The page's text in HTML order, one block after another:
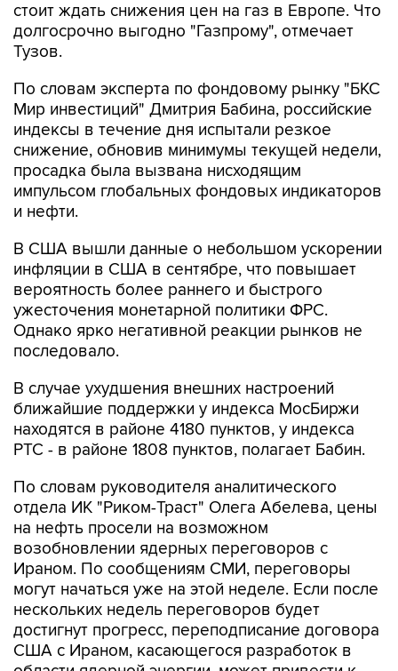
стоит ждать снижения цен на газ в Европе. Что
долгосрочно выгодно "Газпрому", отмечает
Тузов.
По словам эксперта по фондовому рынку "БКС
Мир инвестиций" Дмитрия Бабина, российские
индексы в течение дня испытали резкое
снижение, обновив минимумы текущей недели,
просадка была вызвана нисходящим
импульсом глобальных фондовых индикаторов
и нефти.
В США вышли данные о небольшом ускорении
инфляции в США в сентябре, что повышает
вероятность более раннего и быстрого
ужесточения монетарной политики ФРС.
Однако ярко негативной реакции рынков не
последовало.
В случае ухудшения внешних настроений
ближайшие поддержки у индекса МосБиржи
находятся в районе 4180 пунктов, у индекса
РТС - в районе 1808 пунктов, полагает Бабин.
По словам руководителя аналитического
отдела ИК "Риком-Траст" Олега Абелева, цены
на нефть просели на возможном
возобновлении ядерных переговоров с
Ираном. По сообщениям СМИ, переговоры
могут начаться уже на этой неделе. Если после
нескольких недель переговоров будет
достигнут прогресс, переподписание договора
США с Ираном, касающегося разработок в